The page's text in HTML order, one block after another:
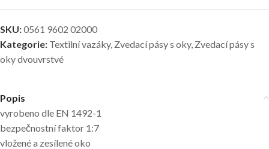
SKU:0561 9602 02000
Kategorie: Textilní vazáky, Zvedací pásy s oky, Zvedací pásy s
oky dvouvrstvé
Popis
vyrobeno dle EN 1492-1
bezpečnostní faktor 1:7
vložené a zesílené oko